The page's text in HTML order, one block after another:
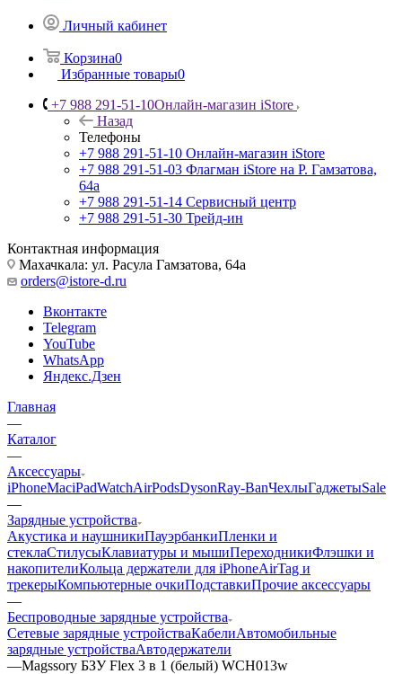
Личный кабинет
Корзина0
Избранные товары0
+7 988 291-51-10Онлайн-магазин iStore
Назад
Телефоны
+7 988 291-51-10 Онлайн-магазин iStore
+7 988 291-51-03 Флагман iStore на Р. Гамзатова,
64а
+7 988 291-51-14 Сервисный центр
+7 988 291-51-30 Трейд-ин
Контактная информация
Махачкала: ул. Расула Гамзатова, 64а
orders@istore-d.ru
Вконтакте
Telegram
YouTube
WhatsApp
Яндекс.Дзен
Главная
—
Каталог
—
Аксессуары
iPhoneMaciPadWatchAirPodsDysonRay-BanЧехлыГаджетыSale
—
Зарядные устройства
Акустика и наушникиПауэрбанкиПленки и
стеклаСтилусыКлавиатуры и мышиПереходникиФлэшки и
накопителиКольца держатели для iPhoneAirTag и
трекерыКомпьютерные очкиПодставкиПрочие аксессуары
—
Беспроводные зарядные устройства
Сетевые зарядные устройстваКабелиАвтомобильные
зарядные устройстваАвтодержатели
—Magssory БЗУ Flex 3 в 1 (белый) WCH013w